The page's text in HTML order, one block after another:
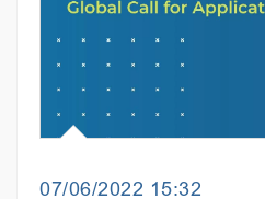
07/06/2022 15:32